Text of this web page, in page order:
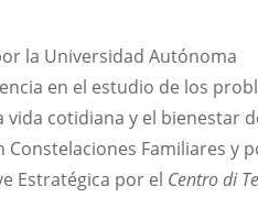
la Universidad Autónoma
en el estudio de los
vida cotidiana y el bienestar
Constelaciones Familiares y
Estratégica por el Centro di